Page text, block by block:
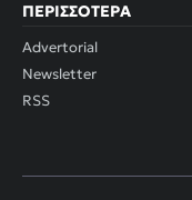
ΠΕΡΙΣΣΌΤΕΡΑ
Advertorial
Newsletter
RSS